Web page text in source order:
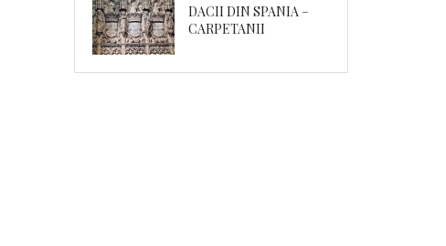
DACII DIN SPANIA –
CARPETANII